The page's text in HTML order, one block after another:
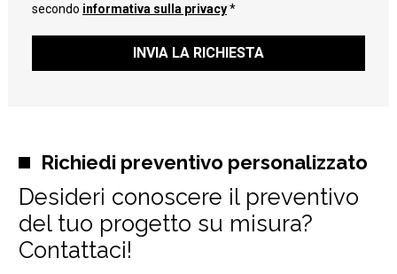
Richiedi preventivo personalizzato
Desideri conoscere il preventivo
del tuo progetto su misura?
Contattaci!
secondo informativa sulla privacy*
INVIA LA RICHIESTA